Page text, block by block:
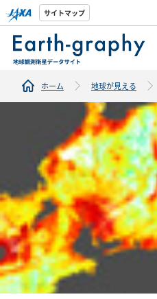
サイトマップ
ホーム 地球が見える